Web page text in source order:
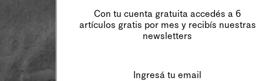
Con tu cuenta gratuita accedés a 6
artículos gratis por mes y recibís nuestras
newsletters
Ingresá tu email